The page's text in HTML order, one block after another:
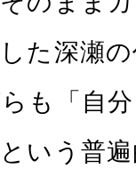
た深瀬
も「自
いう普